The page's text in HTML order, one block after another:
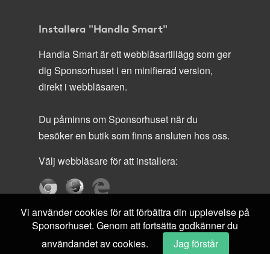
Installera "Handla Smart"
Handla Smart är ett webbläsartillägg som ger
dig Sponsorhuset i en minifierad version,
direkt i webbläsaren.
Du påminns om Sponsorhuset när du
besöker en butik som finns ansluten hos oss.
Välj webbläsare för att installera:
Vi använder cookies för att förbättra din upplevelse på
Sponsorhuset. Genom att fortsätta godkänner du
användandet av cookies.
Jag förstår